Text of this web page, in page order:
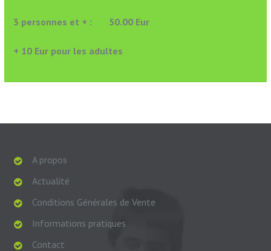
3 personnes et + : 50.00 Eur
+ 10 Eur pour les adultes
A propos
Actualité
Conditions Générales de Vente
Informations pratiques
Contact